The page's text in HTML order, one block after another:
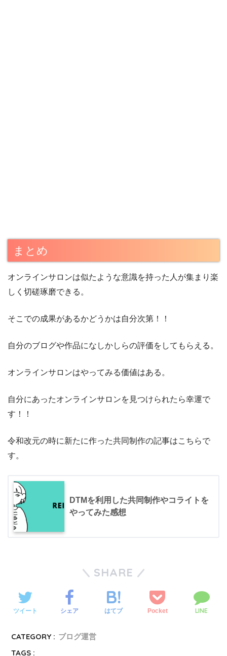
まとめ
オンラインサロンは似たような意識を持った人が集まり楽
しく切磋琢磨できる。
そこでの成果があるかどうかは自分次第！！
自分のブログや作品になしかしらの評価をしてもらえる。
オンラインサロンはやってみる価値はある。
自分にあったオンラインサロンを見つけられたら幸運で
す！！
令和改元の時に新たに作った共同制作の記事はこちらで
す。
DTMを利用した共同制作やコライトを
やってみた感想
SHARE
ツイート シェア はてブ Pocket LINE
CATEGORY : ブログ運営
TAGS :